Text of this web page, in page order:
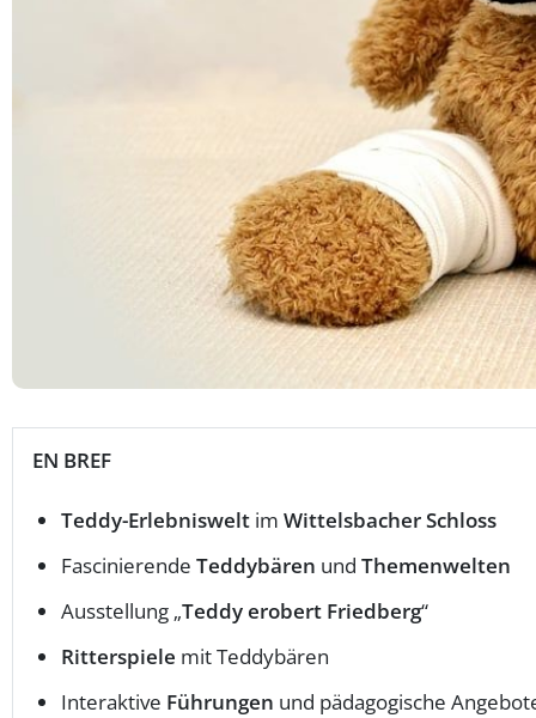
EN BREF
Teddy-Erlebniswelt im Wittelsbacher Schloss
Fascinierende Teddybären und Themenwelten
Ausstellung „Teddy erobert Friedberg“
Ritterspiele mit Teddybären
Interaktive Führungen und pädagogische